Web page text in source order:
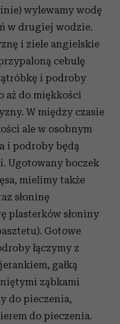
wylewamy wodę
w drugiej wodzie.
i ziele angielskie
cebulę
i podroby
aż do miękkości
W między czasie
ale w osobnym
i podroby będą
Ugotowany boczek
mielimy także
słoninę
plasterków słoniny
Gotowe
łączymy z
gałką
ząbkami
do pieczenia,
do pieczenia.